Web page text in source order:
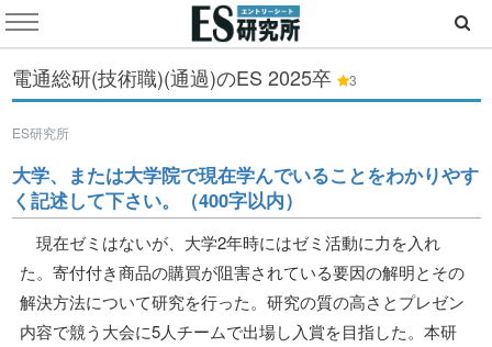
電通総研(技術職)(通過)のES 2025卒 3
ES研究所
大学、または大学院で現在学んでいることをわかりやす
く記述して下さい。（400字以内）
現在ゼミはないが、大学2年時にはゼミ活動に力を入れ
た。寄付付き商品の購買が阻害されている要因の解明とその
解決方法について研究を行った。研究の質の高さとプレゼン
内容で競う大会に5人チームで出場し入賞を目指した。本研